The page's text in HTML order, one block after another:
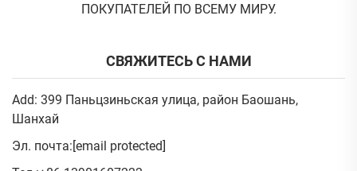
ПОКУПАТЕЛЕЙ ПО ВСЕМУ МИРУ.
СВЯЖИТЕСЬ С НАМИ
Add: 399 Паньцзиньская улица, район Баошань,
Шанхай
Эл. почта:[email protected]